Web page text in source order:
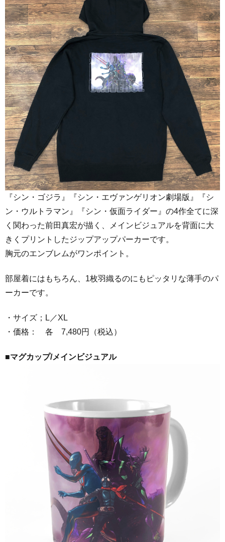
『シン・ゴジラ』『シン・エヴァンゲリオン劇場版』『シ
ン・ウルトラマン』『シン・仮面ライダー』の4作全てに深
く関わった前田真宏が描く、メインビジュアルを背面に大
きくプリントしたジップアップパーカーです。
胸元のエンブレムがワンポイント。
部屋着にはもちろん、1枚羽織るのにもピッタリな薄手のパ
ーカーです。
・サイズ；L／XL
・価格： 各 7,480円（税込）
■マグカップ/メインビジュアル